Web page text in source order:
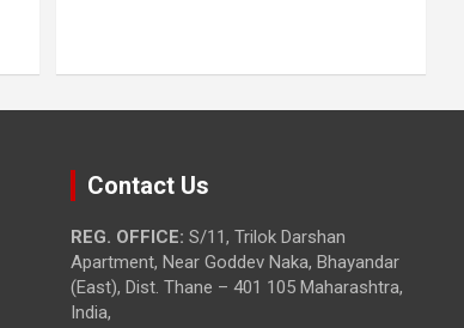
Contact Us
REG. OFFICE: S/11, Trilok Darshan
Apartment, Near Goddev Naka, Bhayandar
(East), Dist. Thane – 401 105 Maharashtra,
India,